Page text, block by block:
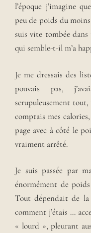
l’époque j’imagine
peu de poids du moins
suis vite tombée
qui semble-t-il m’a
Je me dressais des
pouvais pas,
scrupuleusement tout,
comptais mes
page avec à côté le
vraiment arrêté.
Je suis passée par
énormément de
Tout dépendait de la
comment j’étais …
« lourd », pleurant